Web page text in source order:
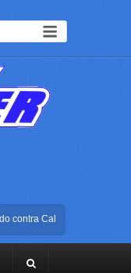
Cali durante la
de Abelardo de la